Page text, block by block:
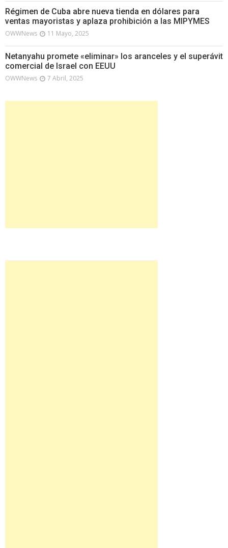
Régimen de Cuba abre nueva tienda en dólares para
ventas mayoristas y aplaza prohibición a las MIPYMES
OWWNews 11 Mayo, 2025
Netanyahu promete «eliminar» los aranceles y el superávit
comercial de Israel con EEUU
OWWNews 7 Abril, 2025